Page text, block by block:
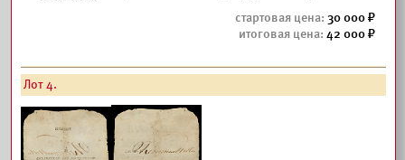
30 000
42 000
Лот 4.